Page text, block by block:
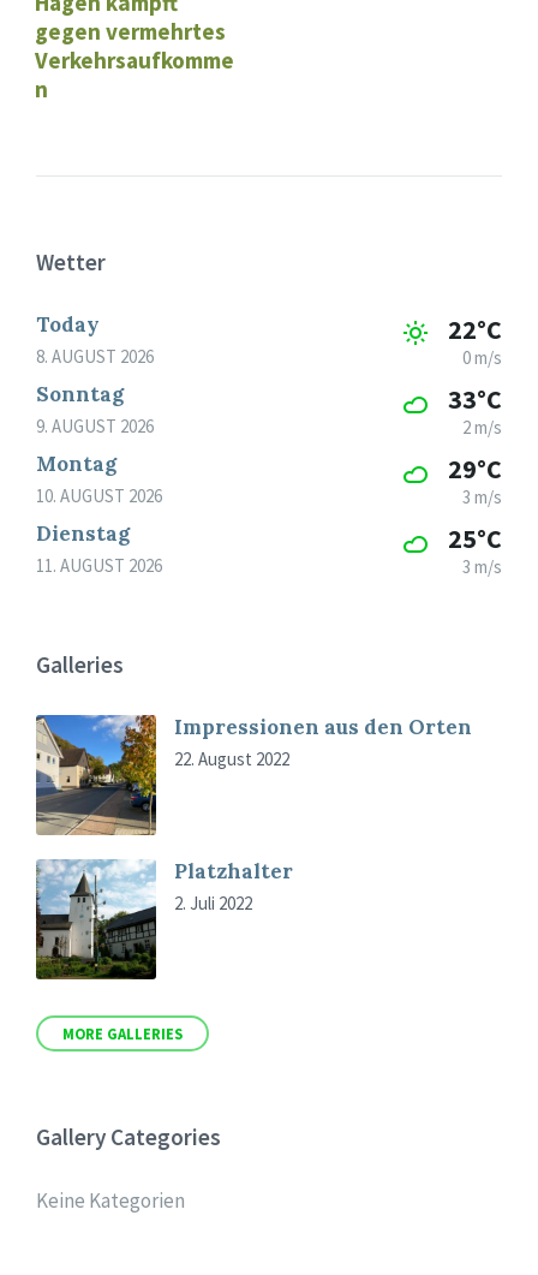
gegen vermehrtes
Verkehrsaufkomme
n
Wetter
Today
8. AUGUST 2026
22°C
0 m/s
Sonntag
9. AUGUST 2026
33°C
2 m/s
Montag
10. AUGUST 2026
29°C
3 m/s
Dienstag
11. AUGUST 2026
25°C
3 m/s
Galleries
Impressionen aus den Orten
22. August 2022
Platzhalter
2. Juli 2022
MORE GALLERIES
Gallery Categories
Keine Kategorien